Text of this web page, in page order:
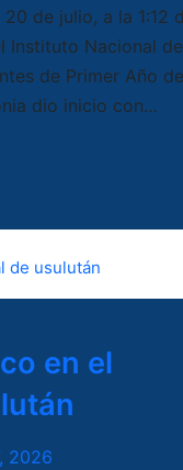
de julio, a la 1:12
Instituto Nacional de
de Primer Año de
dio inicio con…
en el
2026